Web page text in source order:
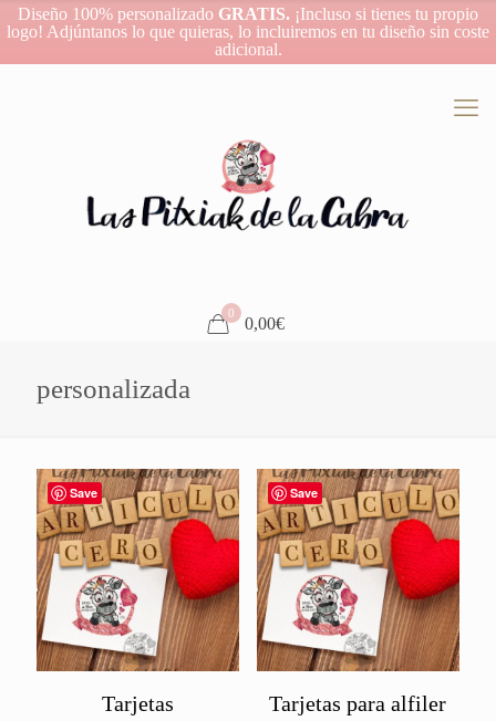
Diseño 100% personalizado GRATIS. ¡Incluso si tienes tu propio
logo! Adjúntanos lo que quieras, lo incluiremos en tu diseño sin coste
adicional.
0
0,00€
personalizada
Save
Tarjetas
Save
Tarjetas para alfiler